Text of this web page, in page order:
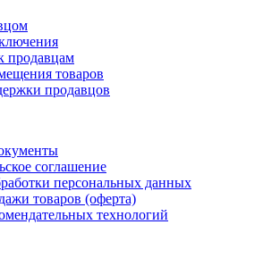
продавцам
товаров
продавцов
соглашение
персональных данных
товаров (оферта)
технологий